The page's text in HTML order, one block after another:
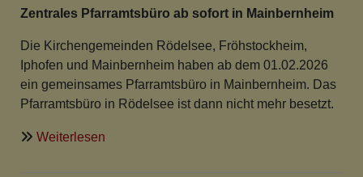
Mainbernheim
Zentrales Pfarramtsbüro ab sofort in Mainbernheim
Die Kirchengemeinden Rödelsee, Fröhstockheim,
Iphofen und Mainbernheim haben ab dem 01.02.2026
ein gemeinsames Pfarramtsbüro in Mainbernheim. Das
Pfarramtsbüro in Rödelsee ist dann nicht mehr besetzt.
Weiterlesen